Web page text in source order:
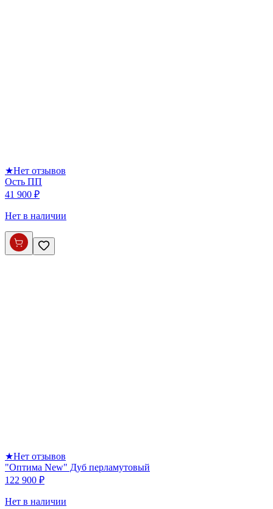
★Нет отзывов
Ость ПП
41 900 ₽
Нет в наличии
★Нет отзывов
"Оптима New" Дуб перламутовый
122 900 ₽
Нет в наличии